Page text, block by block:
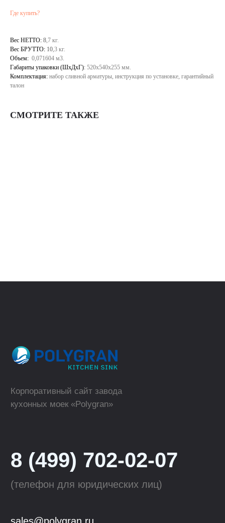
Где купить?
Вес НЕТТО: 8,7 кг.
Вес БРУТТО: 10,3 кг.
Объем: 0,071604 м3.
Габариты упаковки (ШхДхГ): 520х540х255 мм.
Комплектация: набор сливной арматуры, инструкция по установке, гарантийный
талон
СМОТРИТЕ ТАКЖЕ
Смесители для кухни
Где купить в розницу?
QuartzBond
Tolero